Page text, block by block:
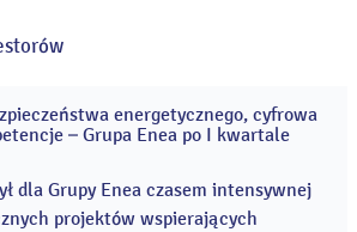
20
maj
energetycznego, cyfrowa
– Grupa Enea po I kwartale
dla Grupy Enea czasem intensywnej
projektów wspierających